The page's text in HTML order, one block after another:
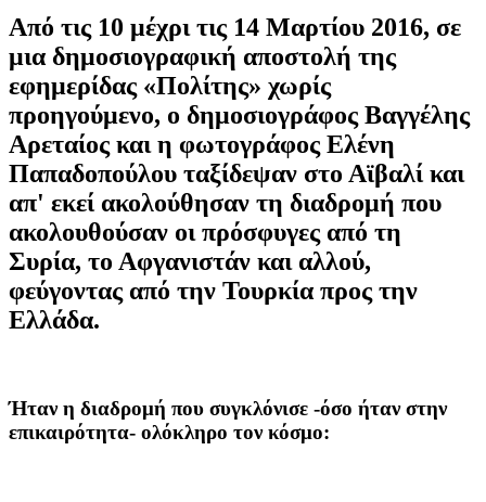
Από τις 10 μέχρι τις 14 Μαρτίου 2016, σε
μια δημοσιογραφική αποστολή της
εφημερίδας «Πολίτης» χωρίς
προηγούμενο, ο δημοσιογράφος Βαγγέλης
Αρεταίος και η φωτογράφος Ελένη
Παπαδοπούλου ταξίδεψαν στο Αϊβαλί και
απ' εκεί ακολούθησαν τη διαδρομή που
ακολουθούσαν οι πρόσφυγες από τη
Συρία, το Αφγανιστάν και αλλού,
φεύγοντας από την Τουρκία προς την
Ελλάδα.
Ήταν η διαδρομή που συγκλόνισε -όσο ήταν στην
επικαιρότητα- ολόκληρο τον κόσμο: